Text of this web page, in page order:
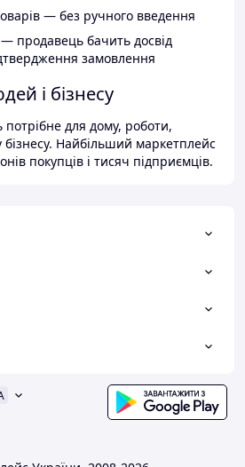
— без ручного введення
продавець бачить досвід
замовлення
і бізнесу
для дому, роботи,
бізнесу. Найбільший маркетплейс
покупців і тисяч підприємців.